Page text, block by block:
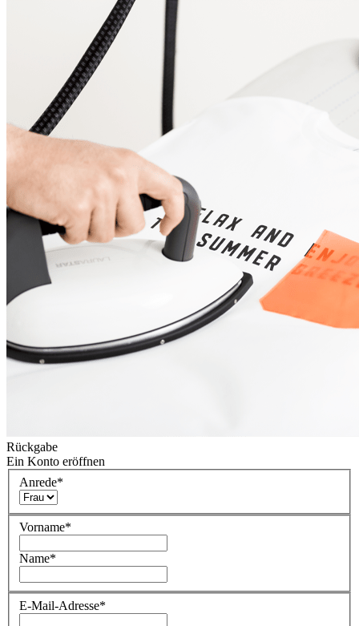
Rückgabe
Ein Konto eröffnen
Anrede*
Vorname*
Name*
E-Mail-Adresse*